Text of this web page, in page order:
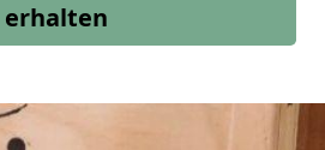
erhalten